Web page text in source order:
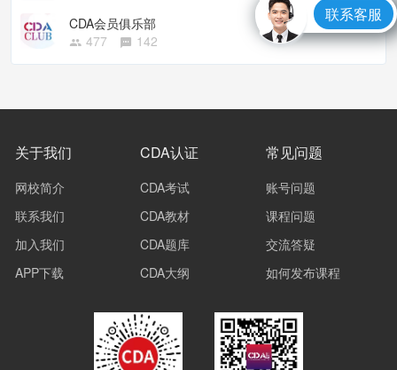
CDA会员俱乐部
477
142
关于我们
网校简介
联系我们
加入我们
APP下载
CDA认证
CDA考试
CDA教材
CDA题库
CDA大纲
常见问题
账号问题
课程问题
交流答疑
如何发布课程
联系客服